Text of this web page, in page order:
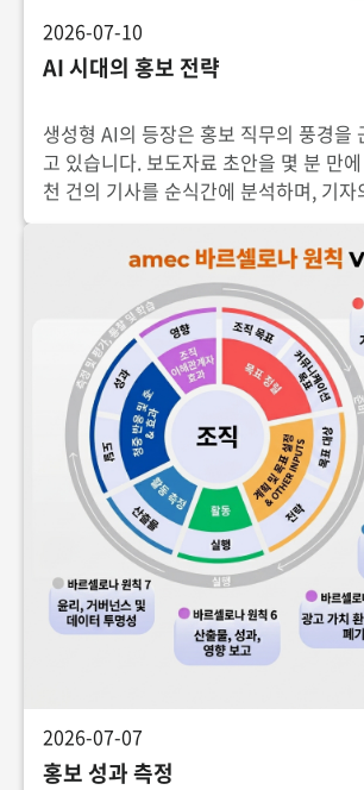
2026-07-10
AI 시대의 홍보 전략
생성형 AI의 등장은 홍보 직무의 풍경을
고 있습니다. 보도자료 초안을 몇 분 만
천 건의 기사를 순식간에 분석하며, 기
홍보 담당자를 대체할 것인가"라는 질문
2026-07-07
홍보 성과 측정